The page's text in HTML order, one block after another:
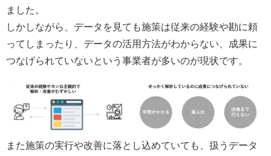
ました。
しかしながら、データを見ても施策は従来の経験や勘に頼
ってしまったり、データの活用方法がわからない、成果に
つなげられていないという事業者が多いのが現状です。
また施策の実行や改善に落とし込めていても、扱うデータ